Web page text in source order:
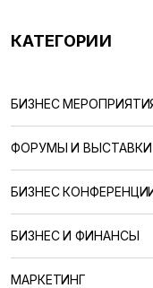
КАТЕГОРИИ
БИЗНЕС
ФОРУМЫ И ВЫСТАВКИ
БИЗНЕС
БИЗНЕС И ФИНАНСЫ
МАРКЕТИНГ